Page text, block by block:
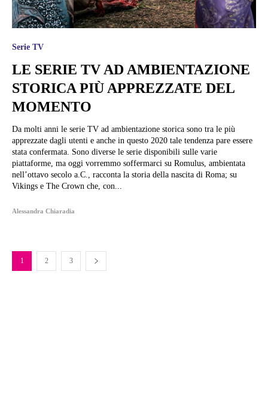
Serie TV
LE SERIE TV AD AMBIENTAZIONE
STORICA PIÙ APPREZZATE DEL
MOMENTO
Da molti anni le serie TV ad ambientazione storica sono tra le più
apprezzate dagli utenti e anche in questo 2020 tale tendenza pare essere
stata confermata. Sono diverse le serie disponibili sulle varie
piattaforme, ma oggi vorremmo soffermarci su Romulus, ambientata
nell’ottavo secolo a.C., racconta la storia della nascita di Roma; su
Vikings e The Crown che, con...
Alessandra Chiaradia
1 2 3